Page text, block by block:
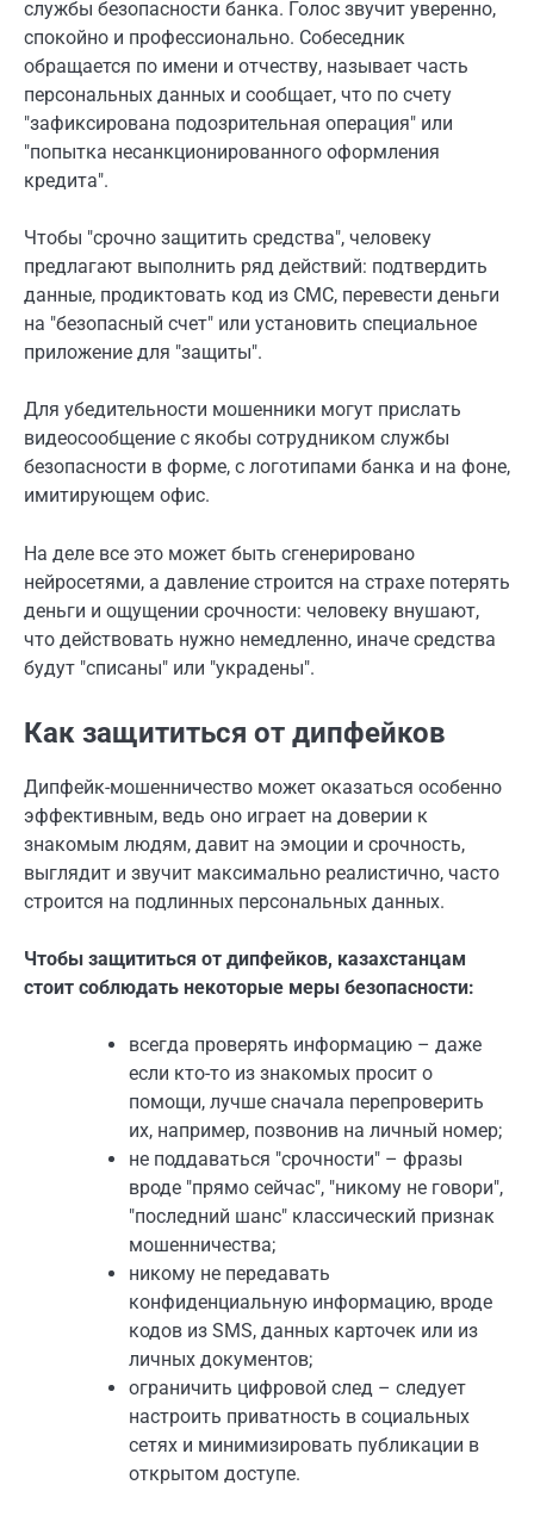
службы безопасности банка. Голос звучит уверенно,
спокойно и профессионально. Собеседник
обращается по имени и отчеству, называет часть
персональных данных и сообщает, что по счету
"зафиксирована подозрительная операция" или
"попытка несанкционированного оформления
кредита".
Чтобы "срочно защитить средства", человеку
предлагают выполнить ряд действий: подтвердить
данные, продиктовать код из СМС, перевести деньги
на "безопасный счет" или установить специальное
приложение для "защиты".
Для убедительности мошенники могут прислать
видеосообщение с якобы сотрудником службы
безопасности в форме, с логотипами банка и на фоне,
имитирующем офис.
На деле все это может быть сгенерировано
нейросетями, а давление строится на страхе потерять
деньги и ощущении срочности: человеку внушают,
что действовать нужно немедленно, иначе средства
будут "списаны" или "украдены".
Как защититься от дипфейков
Дипфейк-мошенничество может оказаться особенно
эффективным, ведь оно играет на доверии к
знакомым людям, давит на эмоции и срочность,
выглядит и звучит максимально реалистично, часто
строится на подлинных персональных данных.
Чтобы защититься от дипфейков, казахстанцам
стоит соблюдать некоторые меры безопасности:
всегда проверять информацию – даже
если кто-то из знакомых просит о
помощи, лучше сначала перепроверить
их, например, позвонив на личный номер;
не поддаваться "срочности" – фразы
вроде "прямо сейчас", "никому не говори",
"последний шанс" классический признак
мошенничества;
никому не передавать
конфиденциальную информацию, вроде
кодов из SMS, данных карточек или из
личных документов;
ограничить цифровой след – следует
настроить приватность в социальных
сетях и минимизировать публикации в
открытом доступе.